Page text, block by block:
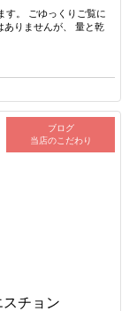
す。 ごゆっくりご覧に
りませんが、 量と乾
ブログ
当店のこだわり
チョン